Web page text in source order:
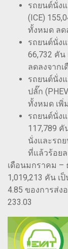
รถยนต์นั่ง
(ICE)
ทั้งหมด ลด
รถยนต์นั่ง
66,732 คั
ลดลงจาก
รถยนต์นั่ง
ปลั๊ก
ทั้งหมด เพิ่
รถยนต์นั่ง
117,789
นั่งและรถ
ที่แล้วร้อยล
เดือนมกราคม –
1,019,213 คัน เ
4.85 ของการส่ง
233.03